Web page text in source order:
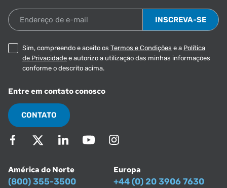
Endereço de e-mail
Sim, compreendo e aceito os Termos e Condições e a Política
de Privacidade e autorizo a utilização das minhas informações
conforme o descrito acima.
Entre em contato conosco
CONTATO
América do Norte
(800) 355-3500
Europa
+44 (0) 20 3906 7630